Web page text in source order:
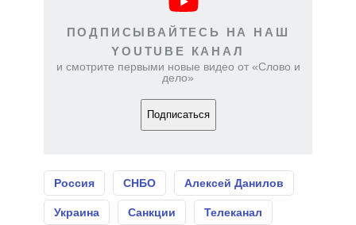
ПОДПИСЫВАЙТЕСЬ НА НАШ
YOUTUBE КАНАЛ
и смотрите первыми новые видео от «Слово и
дело»
Подписаться
Россия СНБО Алексей Данилов
Украина Санкции Телеканал